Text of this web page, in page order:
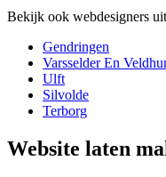
Bekijk ook webdesigners uit
Gendringen
Varsselder En
Ulft
Silvolde
Terborg
Website laten